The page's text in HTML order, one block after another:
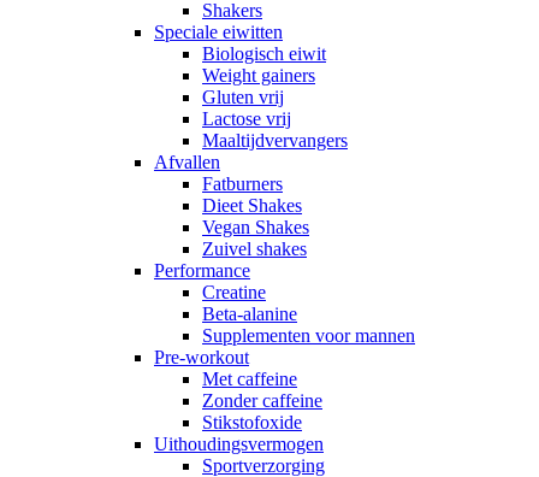
Shakers
Speciale eiwitten
Biologisch eiwit
Weight gainers
Gluten vrij
Lactose vrij
Maaltijdvervangers
Afvallen
Fatburners
Dieet Shakes
Vegan Shakes
Zuivel shakes
Performance
Creatine
Beta-alanine
Supplementen voor mannen
Pre-workout
Met caffeine
Zonder caffeine
Stikstofoxide
Uithoudingsvermogen
Sportverzorging